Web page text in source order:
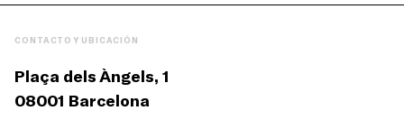
CONTACTO Y UBICACIÓN
Plaça dels Àngels, 1
08001 Barcelona